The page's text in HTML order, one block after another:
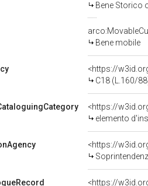
Bene Storico
Bene mobile
<https://
C18 (L.160/
<https://
elemento
<https://
<https://